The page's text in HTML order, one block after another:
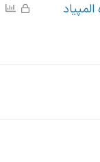
ق
د
ن
ن